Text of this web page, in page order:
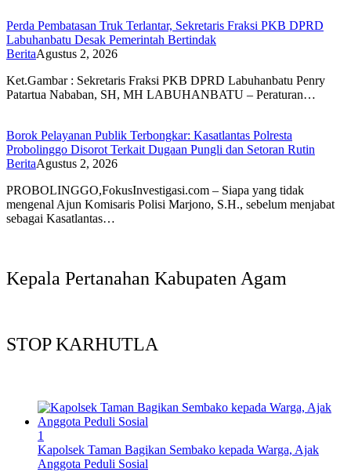
Perda Pembatasan Truk Terlantar, Sekretaris Fraksi PKB DPRD
Labuhanbatu Desak Pemerintah Bertindak
BeritaAgustus 2, 2026
Ket.Gambar : Sekretaris Fraksi PKB DPRD Labuhanbatu Penry
Patartua Nababan, SH, MH LABUHANBATU – Peraturan…
Borok Pelayanan Publik Terbongkar: Kasatlantas Polresta
Probolinggo Disorot Terkait Dugaan Pungli dan Setoran Rutin
BeritaAgustus 2, 2026
PROBOLINGGO,FokusInvestigasi.com – Siapa yang tidak
mengenal Ajun Komisaris Polisi Marjono, S.H., sebelum menjabat
sebagai Kasatlantas…
Kepala Pertanahan Kabupaten Agam
STOP KARHUTLA
1
Kapolsek Taman Bagikan Sembako kepada Warga, Ajak
Anggota Peduli Sosial